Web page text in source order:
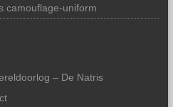
camouflage-uniform
– De Natris